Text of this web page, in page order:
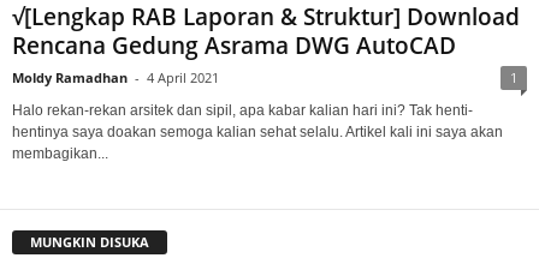
√[Lengkap RAB Laporan & Struktur] Download
Rencana Gedung Asrama DWG AutoCAD
Moldy Ramadhan - 4 April 2021 1
Halo rekan-rekan arsitek dan sipil, apa kabar kalian hari ini? Tak henti-
hentinya saya doakan semoga kalian sehat selalu. Artikel kali ini saya akan
membagikan...
MUNGKIN DISUKA